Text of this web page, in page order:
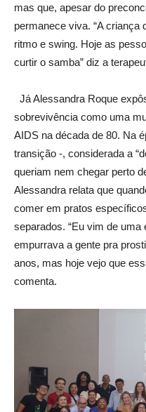
mas que, apesar do
permanece viva. “A criança
ritmo e swing. Hoje as
curtir o samba” diz a
Já Alessandra Roque
sobrevivência como uma
AIDS na década de 80. Na
transição -, considerada a
queriam nem chegar perto
Alessandra relata que
comer em pratos
separados. “Eu vim de uma
empurrava a gente pra
anos, mas hoje vejo que
comenta.